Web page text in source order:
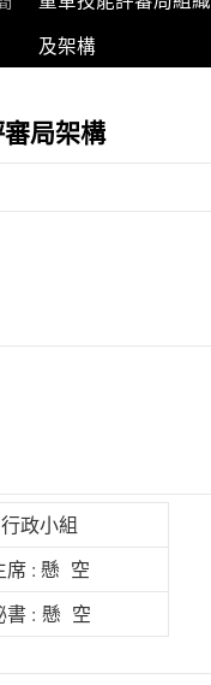
及架構
局架構
行政小組
席 : 懸 空
書 : 懸 空